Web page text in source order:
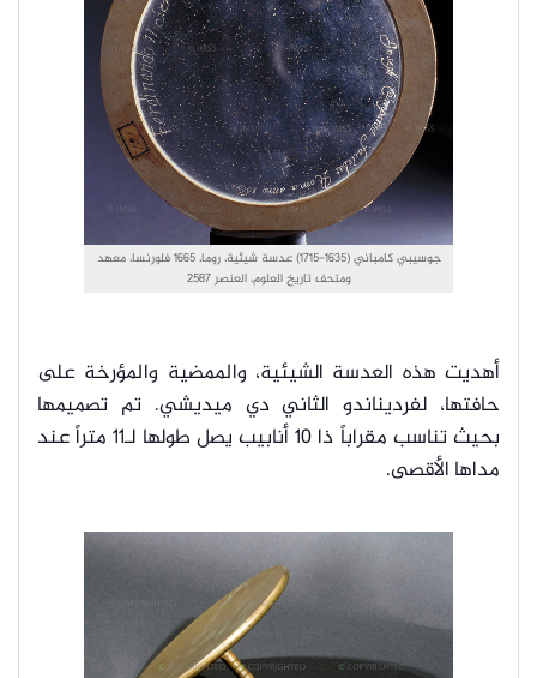
جوسيبي كامباني (1635-1715) عدسة شيئية، روما، 1665 فلورنسا، معهد
ومتحف تاريخ العلوم، العنصر 2587
أهديت هذه العدسة الشيئية، والممضية والمؤرخة على
حافتها، لفرديناندو الثاني دي ميديشي. تم تصميمها
بحيث تناسب مقراباً ذا 10 أنابيب يصل طولها لـ11 متراً عند
مداها الأقصى.